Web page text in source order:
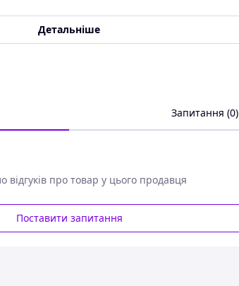
Детальніше
Запитання (0)
відгуків про товар у цього продавця
Поставити запитання